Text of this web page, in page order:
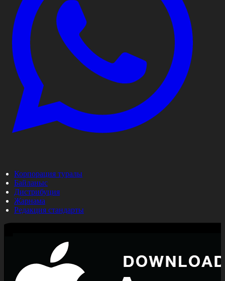
Корпорация туралы
Байланыс
Дистрибуция
Жарнама
Редакция стандарты